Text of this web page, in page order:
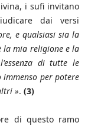
i sufi invitano
dai versi
e qualsiasi sia la
la mia religione e la
di tutte le
immenso per potere
». (3)
di questo ramo